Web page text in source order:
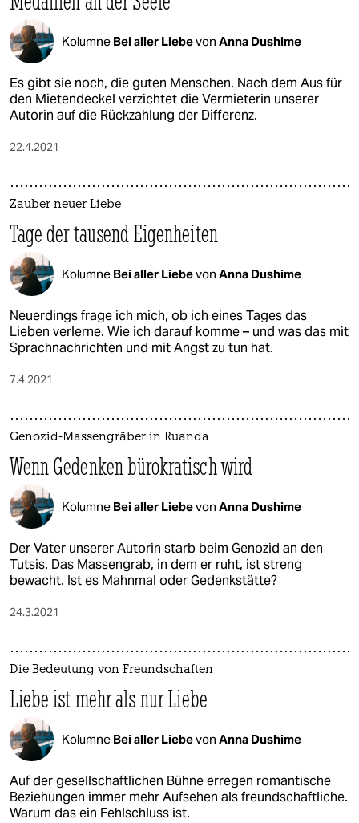
Kolumne Bei aller Liebevon Anna Dushime
Es gibt sie noch, die guten Menschen. Nach dem Aus für
den Mietendeckel verzichtet die Vermieterin unserer
Autorin auf die Rückzahlung der Differenz.
22.4.2021
Zauber neuer Liebe
Tage der tausend Eigenheiten
Kolumne Bei aller Liebevon Anna Dushime
Neuerdings frage ich mich, ob ich eines Tages das
Lieben verlerne. Wie ich darauf komme – und was das mit
Sprachnachrichten und mit Angst zu tun hat.
7.4.2021
Genozid-Massengräber in Ruanda
Wenn Gedenken bürokratisch wird
Kolumne Bei aller Liebevon Anna Dushime
Der Vater unserer Autorin starb beim Genozid an den
Tutsis. Das Massengrab, in dem er ruht, ist streng
bewacht. Ist es Mahnmal oder Gedenkstätte?
24.3.2021
Die Bedeutung von Freundschaften
Liebe ist mehr als nur Liebe
Kolumne Bei aller Liebevon Anna Dushime
Auf der gesellschaftlichen Bühne erregen romantische
Beziehungen immer mehr Aufsehen als freundschaftliche.
Warum das ein Fehlschluss ist.